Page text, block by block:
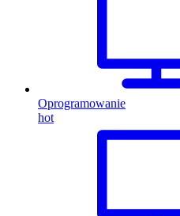
Oprogramowanie
hot